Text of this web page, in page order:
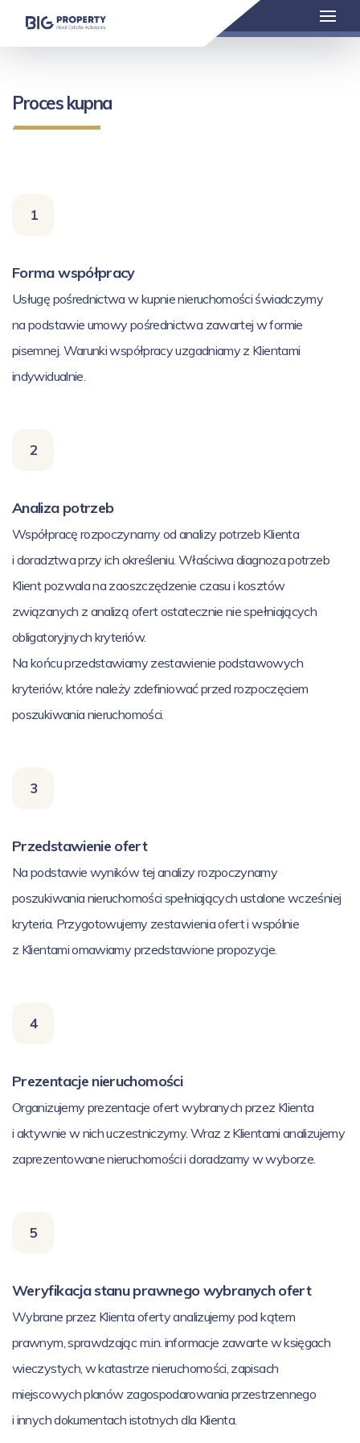
Proces kupna
1
Forma współpracy
Usługę pośrednictwa w kupnie nieruchomości świadczymy
na podstawie umowy pośrednictwa zawartej w formie
pisemnej. Warunki współpracy uzgadniamy z Klientami
indywidualnie.
2
Analiza potrzeb
Współpracę rozpoczynamy od analizy potrzeb Klienta
i doradztwa przy ich określeniu. Właściwa diagnoza potrzeb
Klient pozwala na zaoszczędzenie czasu i kosztów
związanych z analizą ofert ostatecznie nie spełniających
obligatoryjnych kryteriów.
Na końcu przedstawiamy zestawienie podstawowych
kryteriów, które należy zdefiniować przed rozpoczęciem
poszukiwania nieruchomości.
3
Przedstawienie ofert
Na podstawie wyników tej analizy rozpoczynamy
poszukiwania nieruchomości spełniających ustalone wcześniej
kryteria. Przygotowujemy zestawienia ofert i wspólnie
z Klientami omawiamy przedstawione propozycje.
4
Prezentacje nieruchomości
Organizujemy prezentacje ofert wybranych przez Klienta
i aktywnie w nich uczestniczymy. Wraz z Klientami analizujemy
zaprezentowane nieruchomości i doradzamy w wyborze.
5
Weryfikacja stanu prawnego wybranych ofert
Wybrane przez Klienta oferty analizujemy pod kątem
prawnym, sprawdzając m.in. informacje zawarte w księgach
wieczystych, w katastrze nieruchomości, zapisach
miejscowych planów zagospodarowania przestrzennego
i innych dokumentach istotnych dla Klienta.